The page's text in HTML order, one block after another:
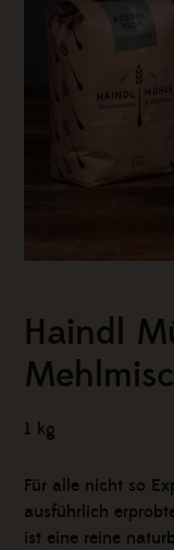
Haindl
1 kg
Für alle nicht so
ausführlich
ist eine reine